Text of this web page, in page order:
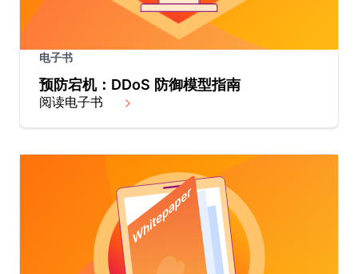
电子书
预防宕机：DDoS 防御模型指南
阅读电子书